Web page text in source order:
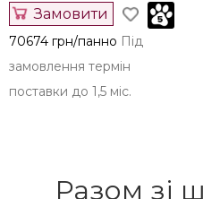
Замовити
70674 грн/панно Під
замовлення термін
поставки до 1,5 міс.
Разом зі